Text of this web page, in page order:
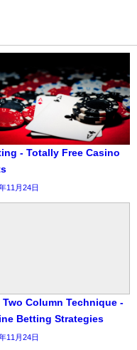
- Totally Free Casino
11月24日
Two Column Technique -
Betting Strategies
11月24日